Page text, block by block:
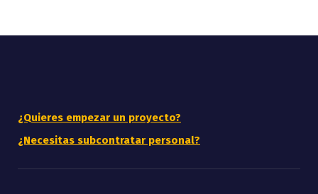
¿Quieres empezar un proyecto?
¿Necesitas subcontratar personal?